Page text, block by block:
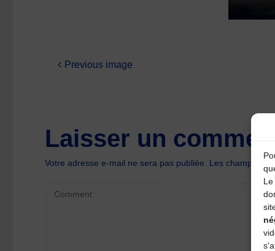
Previous image
Laisser un
Votre adresse e-mail ne sera pas publiée. Les champs